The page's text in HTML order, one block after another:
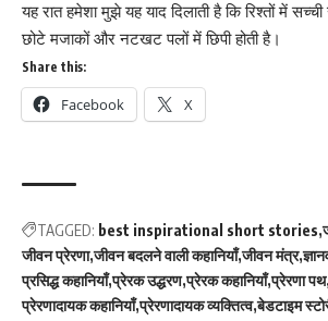
यह रात हमेशा मुझे यह याद दिलाती है कि रिश्तों में
छोटे मजाकों और नटखट पलों में छिपी होती है।
Share this:
Facebook X
TAGGED: best inspirational short stories
जीवन प्रेरणा जीवन बदलने वाली कहानियाँ जीवन मंत्र
प्रसिद्ध कहानियाँ प्रेरक उद्धरण प्रेरक कहानियाँ प्रेरणा पथ
प्रेरणादायक कहानियाँ प्रेरणादायक व्यक्तित्व बेडटाइम